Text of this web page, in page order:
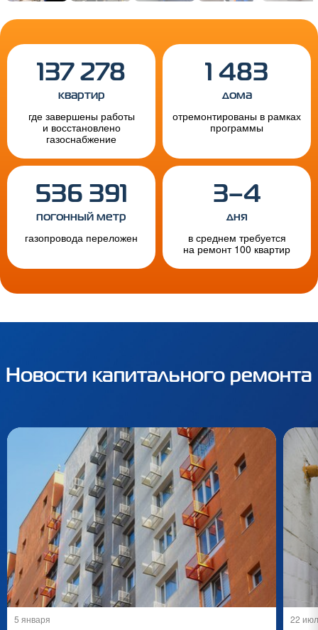
137 278
квартир
где завершены работы
и восстановлено
газоснабжение
1 483
дома
отремонтированы в рамках
программы
536 391
погонный метр
газопровода переложен
3–4
дня
в среднем требуется
на ремонт 100 квартир
Новости капитального ремонта
5 января 22